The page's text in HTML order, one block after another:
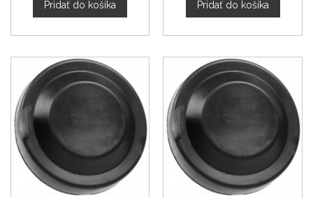
Pridať do košíka Pridať do košíka